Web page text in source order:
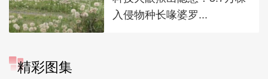
入侵物种长喙婆罗...
精彩图集